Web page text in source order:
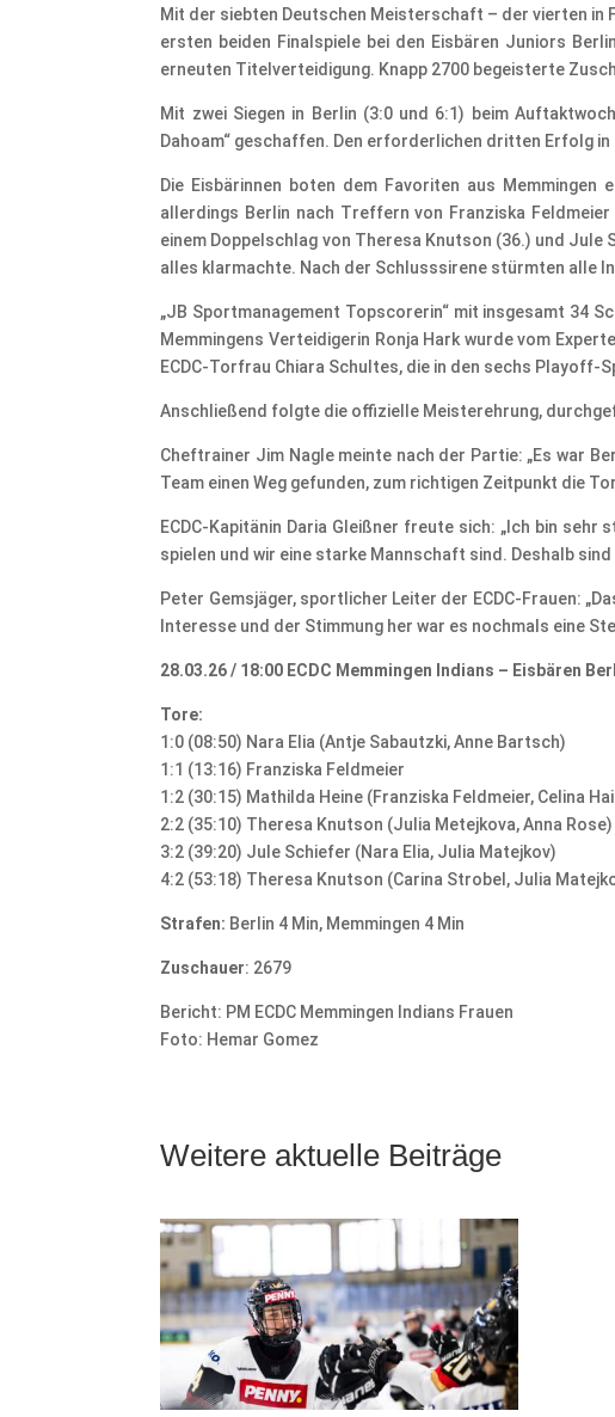
​Mit der siebten Deutschen Meisterschaft – der vierten in
ersten beiden Finalspiele bei den Eisbären Juniors
erneuten Titelverteidigung. Knapp 2700 begeisterte
Mit zwei Siegen in Berlin (3:0 und 6:1) beim
Dahoam“ geschaffen. Den erforderlichen dritten Erfolg
Die Eisbärinnen boten dem Favoriten aus
allerdings Berlin nach Treffern von Franziska
einem Doppelschlag von Theresa Knutson (36.) und
alles klarmachte. Nach der Schlusssirene stürmten alle
„JB Sportmanagement Topscorerin“ mit insgesamt 34
Memmingens Verteidigerin Ronja Hark wurde vom
ECDC-Torfrau Chiara Schultes, die in den sechs Playoff-
Anschließend folgte die offizielle Meisterehrung,
Cheftrainer Jim Nagle meinte nach der Partie: „Es war
Team einen Weg gefunden, zum richtigen Zeitpunkt die
ECDC-Kapitänin Daria Gleißner freute sich: „Ich bin
spielen und wir eine starke Mannschaft sind. Deshalb
Peter Gemsjäger, sportlicher Leiter der ECDC-Frauen:
Interesse und der Stimmung her war es nochmals eine
28.03.26 / 18:00 ECDC Memmingen Indians – Eisbären
Tore:
1:0 (08:50) Nara Elia (Antje Sabautzki, Anne Bartsch)
1:1 (13:16) Franziska Feldmeier
1:2 (30:15) Mathilda Heine (Franziska Feldmeier, Celina
2:2 (35:10) Theresa Knutson (Julia Metejkova, Anna Rose)
3:2 (39:20) Jule Schiefer (Nara Elia, Julia Matejkov)
4:2 (53:18) Theresa Knutson (Carina Strobel, Julia
Strafen: Berlin 4 Min, Memmingen 4 Min
Zuschauer: 2679
Bericht: PM ECDC Memmingen Indians Frauen
Foto: Hemar Gomez
Weitere aktuelle Beiträge